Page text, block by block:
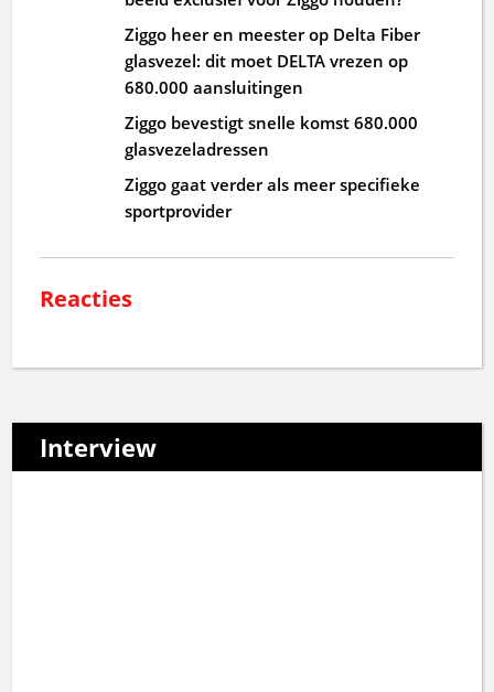
Ziggo heer en meester op Delta Fiber
glasvezel: dit moet DELTA vrezen op
680.000 aansluitingen
Ziggo bevestigt snelle komst 680.000
glasvezeladressen
Ziggo gaat verder als meer specifieke
sportprovider
Reacties
Interview